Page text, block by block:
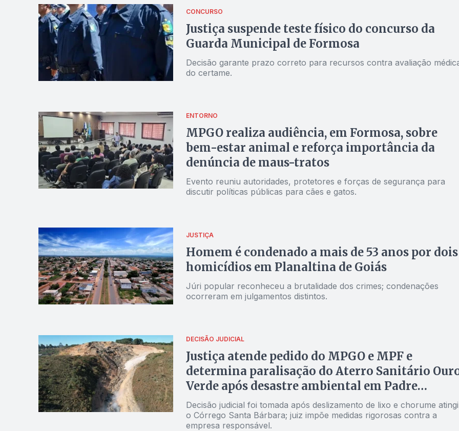
CONCURSO
Justiça suspende teste físico do concurso da
Guarda Municipal de Formosa
Decisão garante prazo correto para recursos contra avaliação
do certame.
ENTORNO
MPGO realiza audiência, em Formosa, sobre
bem-estar animal e reforça importância da
denúncia de maus-tratos
Evento reuniu autoridades, protetores e forças de segurança para
discutir políticas públicas para cães e gatos.
JUSTIÇA
Homem é condenado a mais de 53 anos por dois
homicídios em Planaltina de Goiás
Júri popular reconheceu a brutalidade dos crimes; condenações
ocorreram em julgamentos distintos.
DECISÃO JUDICIAL
Justiça atende pedido do MPGO e MPF e
determina paralisação do Aterro Sanitário
Verde após desastre ambiental em Padre
Bernardo
Decisão judicial foi tomada após deslizamento de lixo e chorume
o Córrego Santa Bárbara; juiz impõe medidas rigorosas contra a
empresa responsável.